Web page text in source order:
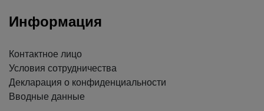
Информация
Контактное лицо
Условия сотрудничества
Декларация о конфиденциальности
Вводные данные